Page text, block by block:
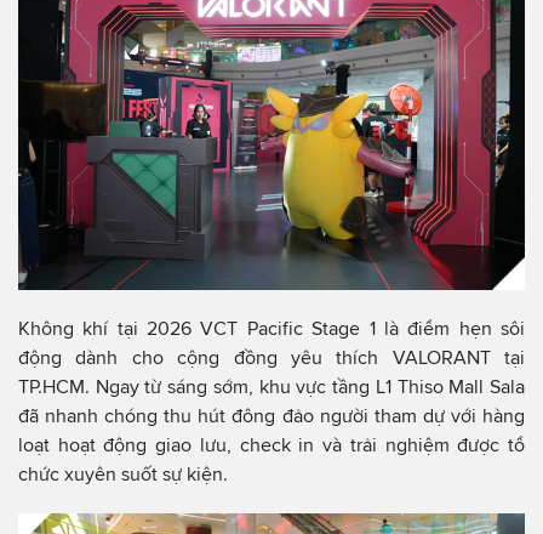
Không khí tại 2026 VCT Pacific Stage 1 là điểm hẹn sôi
động dành cho cộng đồng yêu thích VALORANT tại
TP.HCM. Ngay từ sáng sớm, khu vực tầng L1 Thiso Mall Sala
đã nhanh chóng thu hút đông đảo người tham dự với hàng
loạt hoạt động giao lưu, check in và trải nghiệm được tổ
chức xuyên suốt sự kiện.